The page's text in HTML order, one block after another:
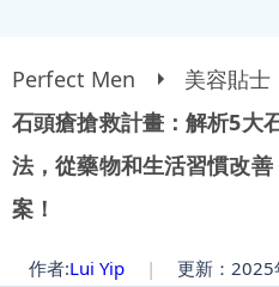
Perfect Men 美容貼士
石頭瘡搶救計畫：解析5大
法，從藥物和生活習慣改
案！
作者:Lui Yip | 更新：2025